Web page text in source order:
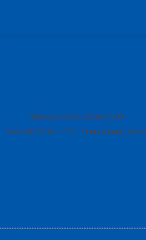
Buka jam 08.00 s/d jam 21.00
Ruko ABCDE No. 123 - Tanah Abang,